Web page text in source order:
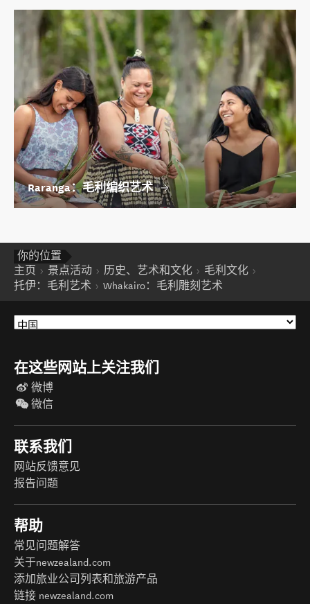
Raranga：毛利编织艺术
你的位置
主页
景点活动 历史、艺术和文化
毛利文化
托伊：毛利艺术
Whakairo：毛利雕刻艺术
在这些网站上关注我们
微博
微信
联系我们
网站反馈意见
报告问题
帮助
常见问题解答
关于newzealand.com
添加旅业公司列表和旅游产品
链接 newzealand.com